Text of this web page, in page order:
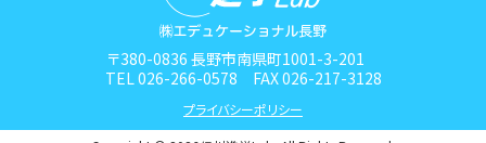
〒380-0836 長野市南県町1001-3-201
TEL 026-266-0578 FAX 026-217-3128
プライバシーポリシー